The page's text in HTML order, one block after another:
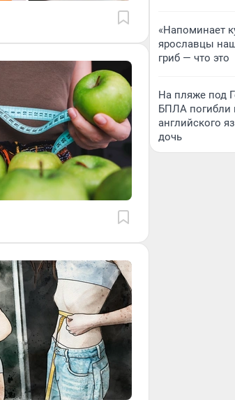
«Напоминает
ярославцы
гриб — что это
На пляже под
БПЛА погибли
английского
дочь